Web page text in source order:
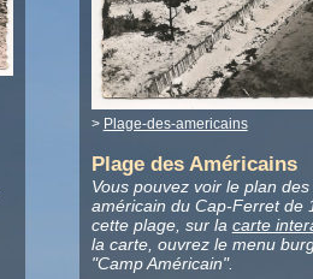
> Plage-des-americains
Plage des Américains
Vous pouvez voir le plan
américain du Cap-Ferret de
cette plage, sur la carte
la carte, ouvrez le menu
"Camp Américain".